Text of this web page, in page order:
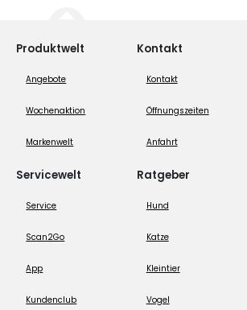
Produktwelt
Angebote
Wochenaktion
Markenwelt
Servicewelt
Service
Scan2Go
App
Kundenclub
Kontakt
Kontakt
Öffnungszeiten
Anfahrt
Ratgeber
Hund
Katze
Kleintier
Vogel